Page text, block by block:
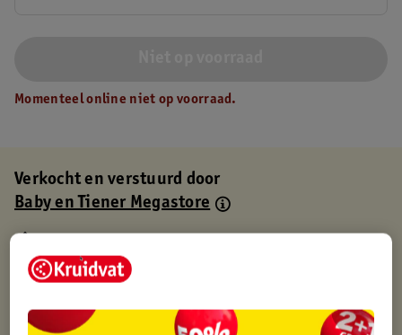
Momenteel online niet op voorraad.
Verkocht en verstuurd door
Baby en Tiener Megastore
Gratis thuisbezorgd
Gratis retourneren via verkooppartner.